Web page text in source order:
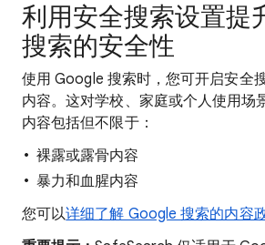
利用安全搜索设置提
搜索的安全性
使用 Google 搜索时，您可开启安全
内容。这对学校、家庭或个人使用场
内容包括但不限于：
裸露或露骨内容
暴力和血腥内容
您可以详细了解 Google 搜索的内容